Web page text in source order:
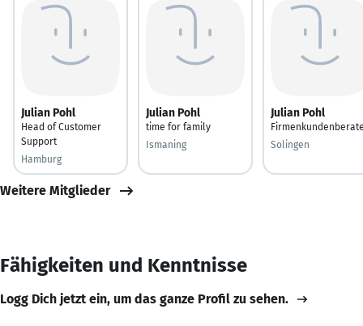
Julian Pohl
Head of Customer
Support
Hamburg
Julian Pohl
time for family
Ismaning
Julian Pohl
Solingen
Weitere Mitglieder
Fähigkeiten und Kenntnisse
Logg Dich jetzt ein, um das ganze Profil zu sehen.